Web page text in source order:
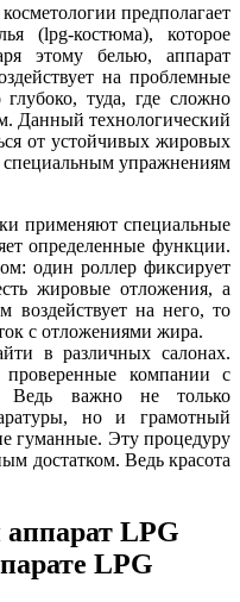
предполагает
(lpg-костюма), которое
этому белью, аппарат
на проблемные
туда, где сложно
Данный технологический
от устойчивых жировых
специальным упражнениям
применяют специальные
определенные функции.
один роллер фиксирует
жировые отложения, а
воздействует на него, то
с отложениями жира.
в различных салонах.
компании с
Ведь важно не только
но и грамотный
гуманные. Эту процедуру
достатком. Ведь красота
LPG
LPG